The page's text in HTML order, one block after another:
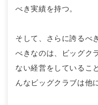
べき実績を持つ。
そして、さらに誇るべ
べきなのは、ビッグク
ない経営をしているこ
んなビッグクラブは他